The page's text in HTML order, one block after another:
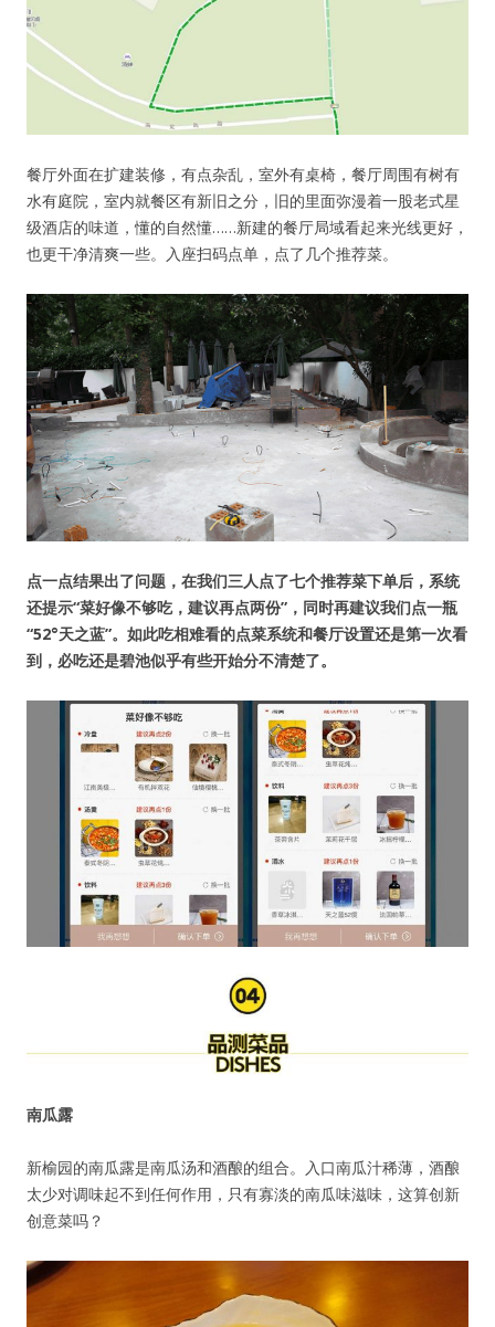
餐厅外面在扩建装修，有点杂乱，室外有桌椅，餐厅周围有树有
水有庭院，室内就餐区有新旧之分，旧的里面弥漫着一股老式星
级酒店的味道，懂的自然懂……新建的餐厅局域看起来光线更好，
也更干净清爽一些。入座扫码点单，点了几个推荐菜。
点一点结果出了问题，在我们三人点了七个推荐菜下单后，系统
还提示“菜好像不够吃，建议再点两份”，同时再建议我们点一瓶
“52°天之蓝”。如此吃相难看的点菜系统和餐厅设置还是第一次看
到，必吃还是碧池似乎有些开始分不清楚了。
南瓜露
新榆园的南瓜露是南瓜汤和酒酿的组合。入口南瓜汁稀薄，酒酿
太少对调味起不到任何作用，只有寡淡的南瓜味滋味，这算创新
创意菜吗？